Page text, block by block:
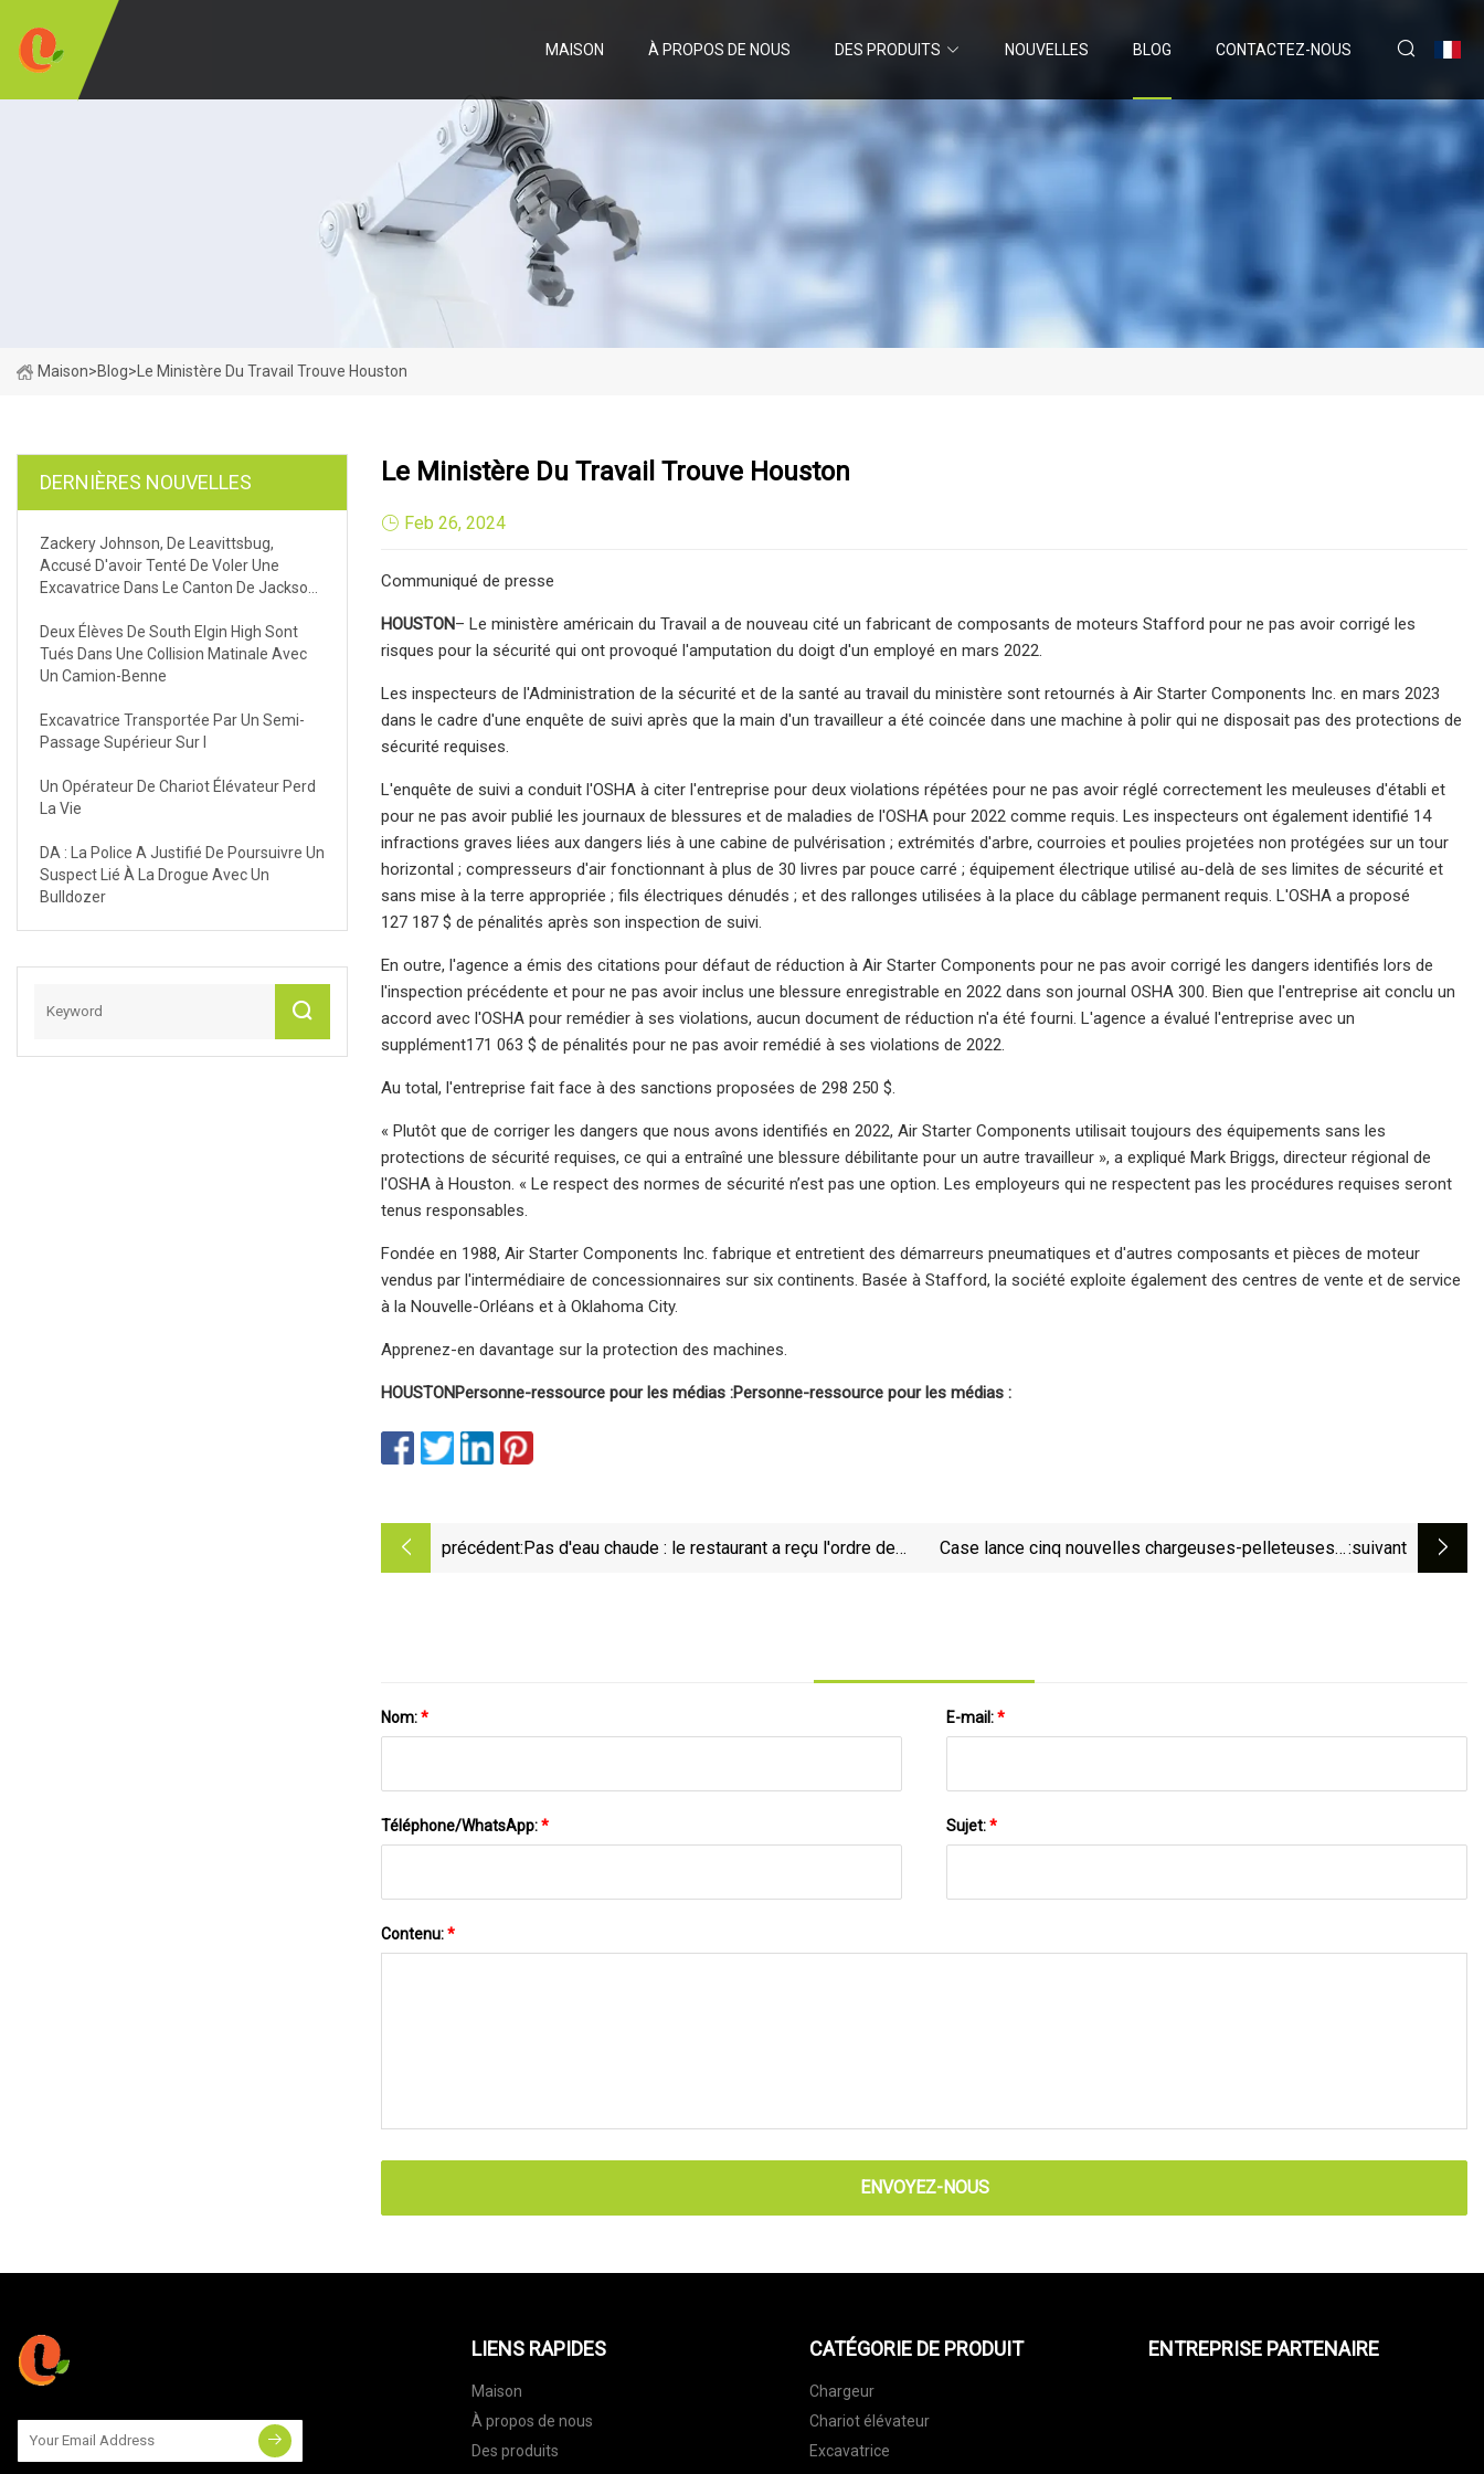
MAISON À PROPOS DE NOUS DES PRODUITS NOUVELLES BLOG CONTACTEZ-NOUS
Maison>Blog> Le Ministère Du Travail Trouve Houston
DERNIÈRES NOUVELLES
Zackery Johnson, De Leavittsbug,
Accusé D'avoir Tenté De Voler Une
Excavatrice Dans Le Canton De Jackson,
Deux Élèves De South Elgin High Sont
Tués Dans Une Collision Matinale Avec
Un Camion-Benne
Excavatrice Transportée Par Un Semi-
Passage Supérieur Sur I
Un Opérateur De Chariot Élévateur Perd
La Vie
DA : La Police A Justifié De Poursuivre Un
Suspect Lié À La Drogue Avec Un
Bulldozer
Le Ministère Du Travail Trouve Houston
Feb 26, 2024
Communiqué de presse
HOUSTON– Le ministère américain du Travail a de nouveau cité un fabricant de composants de moteurs Stafford pour ne pas avoir corrigé les
risques pour la sécurité qui ont provoqué l'amputation du doigt d'un employé en mars 2022.
Les inspecteurs de l'Administration de la sécurité et de la santé au travail du ministère sont retournés à Air Starter Components Inc. en mars 2023
dans le cadre d'une enquête de suivi après que la main d'un travailleur a été coincée dans une machine à polir qui ne disposait pas des protections de
sécurité requises.
L'enquête de suivi a conduit l'OSHA à citer l'entreprise pour deux violations répétées pour ne pas avoir réglé correctement les meuleuses d'établi et
pour ne pas avoir publié les journaux de blessures et de maladies de l'OSHA pour 2022 comme requis. Les inspecteurs ont également identifié 14
infractions graves liées aux dangers liés à une cabine de pulvérisation ; extrémités d'arbre, courroies et poulies projetées non protégées sur un tour
horizontal ; compresseurs d'air fonctionnant à plus de 30 livres par pouce carré ; équipement électrique utilisé au-delà de ses limites de sécurité et
sans mise à la terre appropriée ; fils électriques dénudés ; et des rallonges utilisées à la place du câblage permanent requis. L'OSHA a proposé
127 187 $ de pénalités après son inspection de suivi.
En outre, l'agence a émis des citations pour défaut de réduction à Air Starter Components pour ne pas avoir corrigé les dangers identifiés lors de
l'inspection précédente et pour ne pas avoir inclus une blessure enregistrable en 2022 dans son journal OSHA 300. Bien que l'entreprise ait conclu un
accord avec l'OSHA pour remédier à ses violations, aucun document de réduction n'a été fourni. L'agence a évalué l'entreprise avec un
supplément171 063 $ de pénalités pour ne pas avoir remédié à ses violations de 2022.
Au total, l'entreprise fait face à des sanctions proposées de 298 250 $.
« Plutôt que de corriger les dangers que nous avons identifiés en 2022, Air Starter Components utilisait toujours des équipements sans les
protections de sécurité requises, ce qui a entraîné une blessure débilitante pour un autre travailleur », a expliqué Mark Briggs, directeur régional de
l'OSHA à Houston. « Le respect des normes de sécurité n’est pas une option. Les employeurs qui ne respectent pas les procédures requises seront
tenus responsables.
Fondée en 1988, Air Starter Components Inc. fabrique et entretient des démarreurs pneumatiques et d'autres composants et pièces de moteur
vendus par l'intermédiaire de concessionnaires sur six continents. Basée à Stafford, la société exploite également des centres de vente et de service
à la Nouvelle-Orléans et à Oklahoma City.
Apprenez-en davantage sur la protection des machines.
HOUSTONPersonne-ressource pour les médias :Personne-ressource pour les médias :
précédent:Pas d'eau chaude : le restaurant a reçu l'ordre de
Case lance cinq nouvelles chargeuses-pelleteuses à:suivant
Nom:* E-mail:*
Téléphone/WhatsApp:* Sujet:*
Contenu:*
ENVOYEZ-NOUS
LIENS RAPIDES
Maison
À propos de nous
Des produits
CATÉGORIE DE PRODUIT
Chargeur
Chariot élévateur
Excavatrice
ENTREPRISE PARTENAIRE